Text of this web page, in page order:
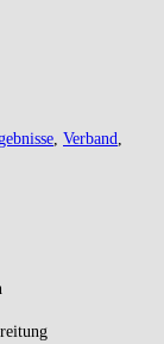
, Verband,